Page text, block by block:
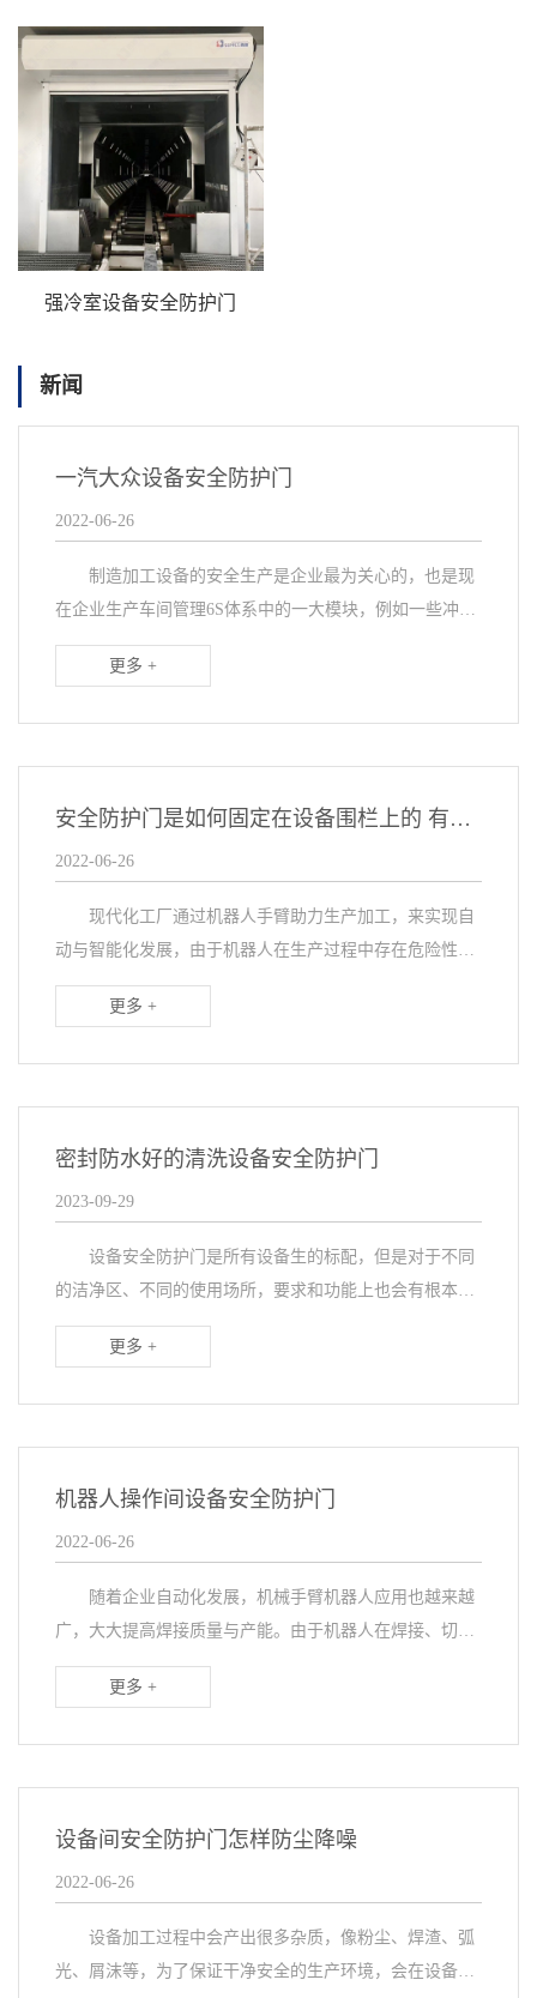
强冷室设备安全防护门
新闻
一汽大众设备安全防护门
2022-06-26
制造加工设备的安全生产是企业最为关心的，也是现
在企业生产车间管理6S体系中的一大模块，例如一些冲压
设备、焊接机械、激光设备、切割设备等，会出现一些生
产后的碎渣子、尖锐的铁丝、焊渣、强烈的弧光激光，...
更多 +
安全防护门是如何固定在设备围栏上的 有哪些作用
2022-06-26
现代化工厂通过机器人手臂助力生产加工，来实现自
动与智能化发展，由于机器人在生产过程中存在危险性，
因此在其周围匹配栅栏进行隔离，形成一个设备间，并需
要快速卷帘门支持物料频繁进出，那设备安全防护门如
更多 +
密封防水好的清洗设备安全防护门
2023-09-29
设备安全防护门是所有设备生的标配，但是对于不同
的洁净区、不同的使用场所，要求和功能上也会有根本区
别；近期，西朗给石药集团的清洗设备上匹配多樘防锈防
潮防护门，隔离密封设备清洗过程中会带来水渍水花，
更多 +
机器人操作间设备安全防护门
2022-06-26
随着企业自动化发展，机械手臂机器人应用也越来越
广，大大提高焊接质量与产能。由于机器人在焊接、切割
与喷涂过程中会出现弧焊、焊渣、弧光、碎渣等，为了保
证生产过程中的安全性，通过防护型设备安全防护门进
更多 +
设备间安全防护门怎样防尘降噪
2022-06-26
设备加工过程中会产出很多杂质，像粉尘、焊渣、弧
光、屑沫等，为了保证干净安全的生产环境，会在设备间